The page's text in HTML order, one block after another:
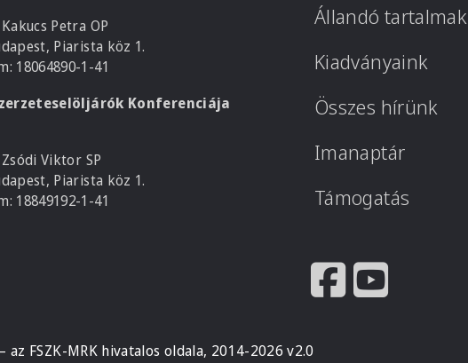
Petra OP
Piarista köz 1.
18064890-1-41
Konferenciája
Viktor SP
Piarista köz 1.
18849192-1-41
Állandó tartalmak
Kiadványaink
Összes hírünk
Imanaptár
Támogatás
FSZK-MRK hivatalos oldala, 2014-2026 v2.0